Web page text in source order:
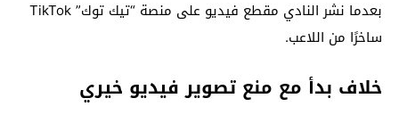
بعدما نشر النادي مقطع فيديو على منصة “تيك توك” TikTok
ساخرًا من اللاعب.
خلاف بدأ مع منع تصوير فيديو خيري